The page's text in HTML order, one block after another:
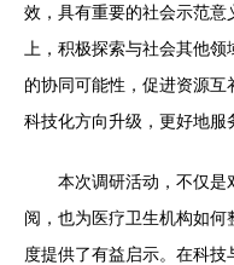
效，具有重要的社会示范意
上，积极探索与社会其他
的协同可能性，促进资源互
科技化方向升级，更好地服
本次调研活动，不仅是
阅，也为医疗卫生机构如
度提供了有益启示。在科